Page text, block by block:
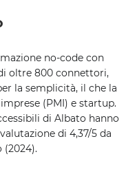
no-code con
oltre 800 connettori,
la semplicità, il che la
(PMI) e startup.
di Albato hanno
di 4,37/5 da